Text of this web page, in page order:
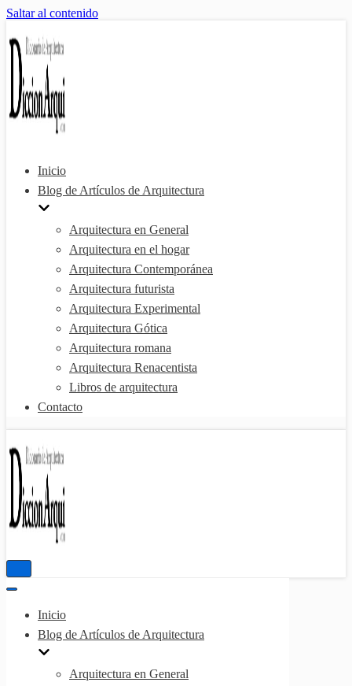
Saltar al contenido
Inicio
Blog de Artículos de Arquitectura
Arquitectura en General
Arquitectura en el hogar
Arquitectura Contemporánea
Arquitectura futurista
Arquitectura Experimental
Arquitectura Gótica
Arquitectura romana
Arquitectura Renacentista
Libros de arquitectura
Contacto
Menú
Menú
navegación
Inicio
Blog de Artículos de Arquitectura
Arquitectura en General